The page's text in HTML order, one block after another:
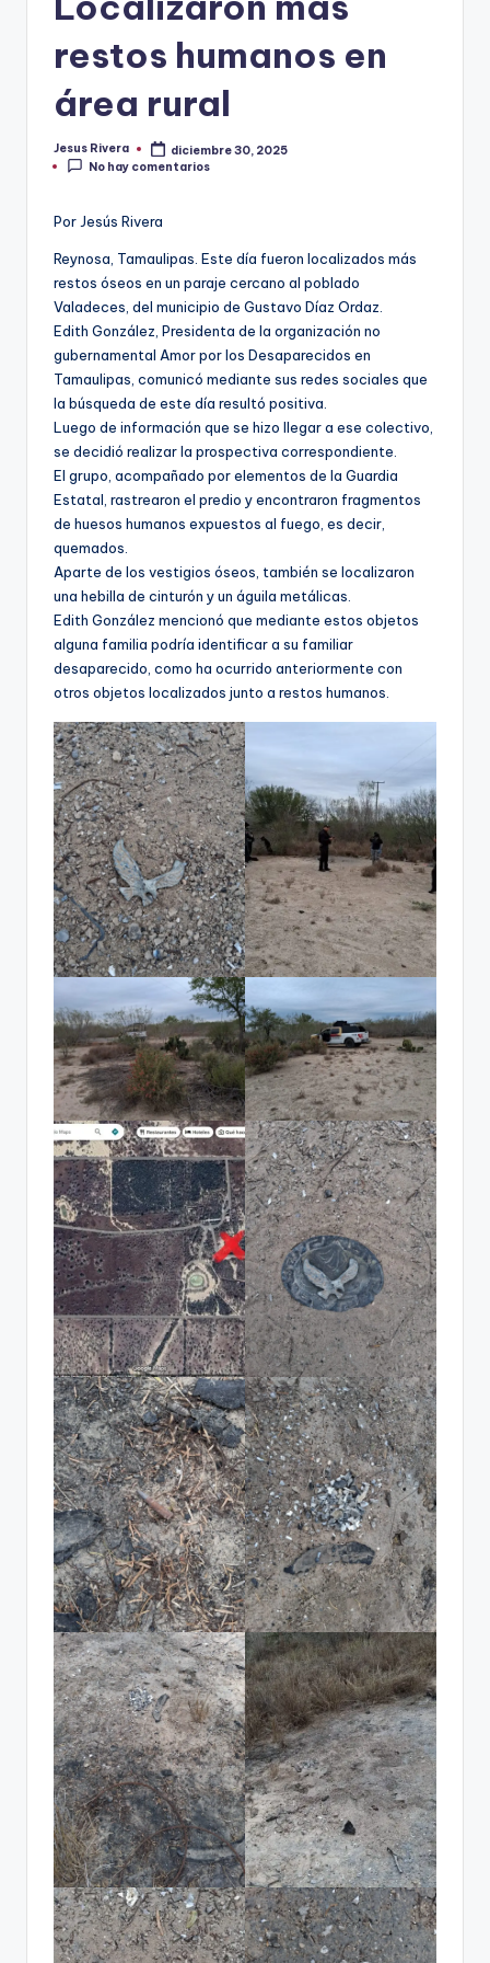
restos humanos en
área rural
Publicado
por
Jesus Rivera
diciembre 30, 2025
No hay comentarios
Por Jesús Rivera
Reynosa, Tamaulipas. Este día fueron localizados más
restos óseos en un paraje cercano al poblado
Valadeces, del municipio de Gustavo Díaz Ordaz.
Edith González, Presidenta de la organización no
gubernamental Amor por los Desaparecidos en
Tamaulipas, comunicó mediante sus redes sociales que
la búsqueda de este día resultó positiva.
Luego de información que se hizo llegar a ese colectivo,
se decidió realizar la prospectiva correspondiente.
El grupo, acompañado por elementos de la Guardia
Estatal, rastrearon el predio y encontraron fragmentos
de huesos humanos expuestos al fuego, es decir,
quemados.
Aparte de los vestigios óseos, también se localizaron
una hebilla de cinturón y un águila metálicas.
Edith González mencionó que mediante estos objetos
alguna familia podría identificar a su familiar
desaparecido, como ha ocurrido anteriormente con
otros objetos localizados junto a restos humanos.